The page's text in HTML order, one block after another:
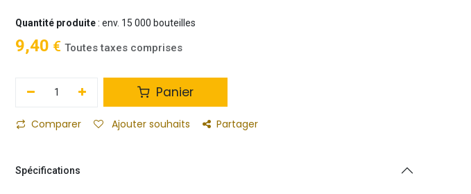
Quantité produite: env. 15 000 bouteilles
9,40 € Toutes taxes comprises
Panier
Comparer Ajouter souhaits Partager
Spécifications